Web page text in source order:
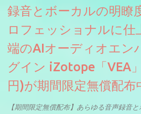
録音とボーカルの明瞭
ロフェッショナルに仕
端のAIオーディオエン
グイン iZotope「VEA
円)が期間限定無償配布
【期間限定無償配布】あらゆる音声録音